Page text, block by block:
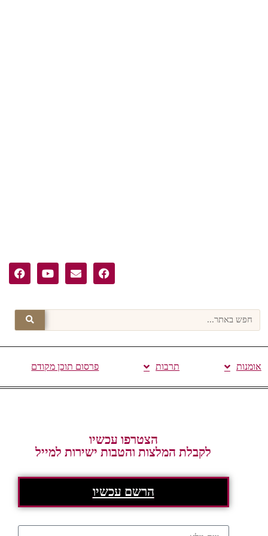
אומנות תרבות פרסום תוכן מקודם
הצטרפו עכשיו
לקבלת המלצות והטבות ישירות למייל
הרשם עכשיו